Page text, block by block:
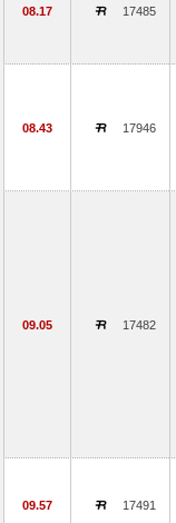
08.17 17485
08.43 17946
09.05 17482
09.57 17491